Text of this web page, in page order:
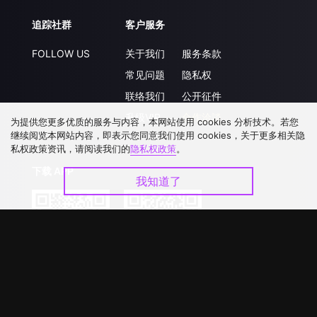
追踪社群
FOLLOW US
客户服务
关于我们
常见问题
联络我们
升级VIP
服务条款
隐私权
公开征件
合作洽談
下载 APP
为提供您更多优质的服务与内容，本网站使用 cookies 分析技术。若您
继续阅览本网站内容，即表示您同意我们使用 cookies，关于更多相关隐
私权政策资讯，请阅读我们的隐私权政策。
我知道了